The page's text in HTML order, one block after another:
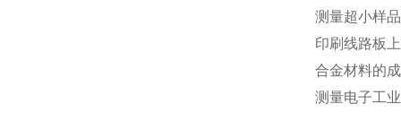
测量超小样
印刷线路板
合金材料的
测量电子工